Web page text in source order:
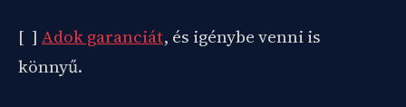
[ ] Adok garanciát, és igénybe venni is
könnyű.